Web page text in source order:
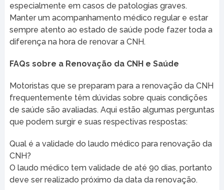
especialmente em casos de patologias graves.
Manter um acompanhamento médico regular e estar
sempre atento ao estado de saúde pode fazer toda a
diferença na hora de renovar a CNH.
FAQs sobre a Renovação da CNH e Saúde
Motoristas que se preparam para a renovação da CNH
frequentemente têm dúvidas sobre quais condições
de saúde são avaliadas. Aqui estão algumas perguntas
que podem surgir e suas respectivas respostas:
Qual é a validade do laudo médico para renovação da
CNH?
O laudo médico tem validade de até 90 dias, portanto
deve ser realizado próximo da data da renovação.